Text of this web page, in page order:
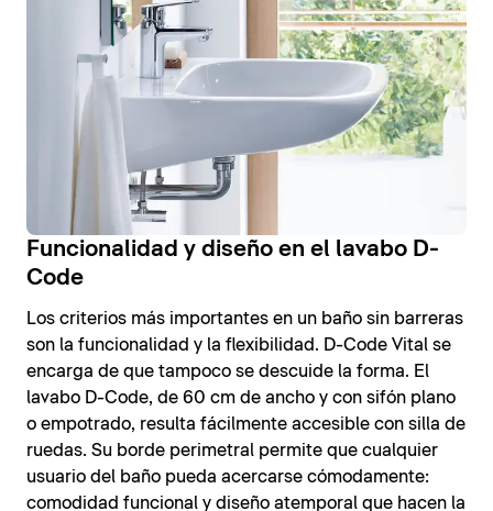
Funcionalidad y diseño en el lavabo D-
Code
Los criterios más importantes en un baño sin barreras
son la funcionalidad y la flexibilidad. D-Code Vital se
encarga de que tampoco se descuide la forma. El
lavabo D-Code, de 60 cm de ancho y con sifón plano
o empotrado, resulta fácilmente accesible con silla de
ruedas. Su borde perimetral permite que cualquier
usuario del baño pueda acercarse cómodamente:
comodidad funcional y diseño atemporal que hacen la